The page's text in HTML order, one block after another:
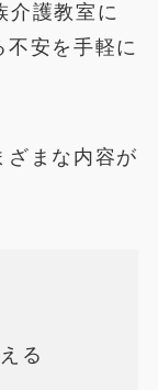
介護教室に
不安を手軽に
ざまな内容が
る